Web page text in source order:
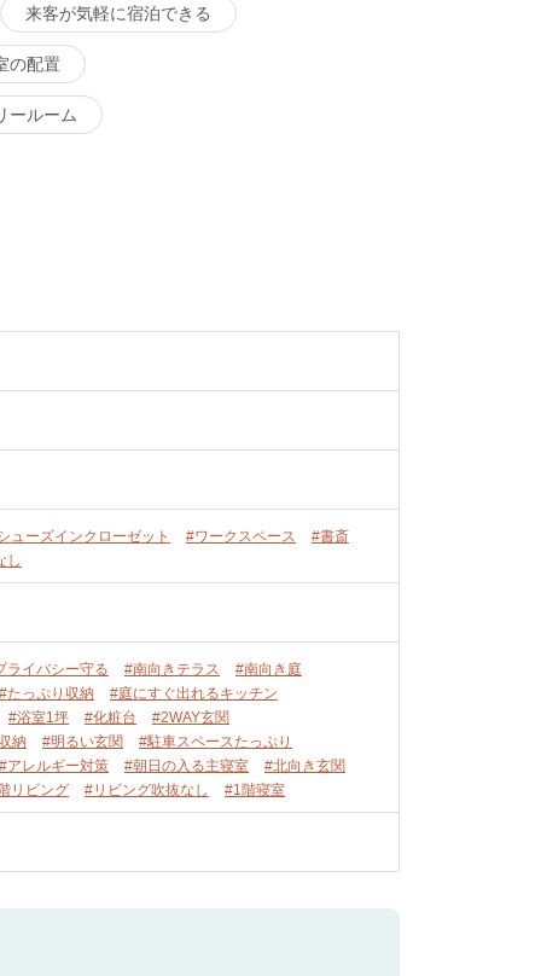
来客が気軽に宿泊できる
の配置
ールーム
ューズインクローゼット #ワークスペース
#書斎
し
ライバシー守る #南向きテラス
#南向き庭
#たっぷり収納
#庭にすぐ出れるキッチン
#浴室1坪 #化粧台
#2WAY玄関
納 #明るい玄関
#駐車スペースたっぷり
#アレルギー対策 #朝日の入る主寝室
#北向き玄関
リビング #リビング吹抜なし #1階寝室